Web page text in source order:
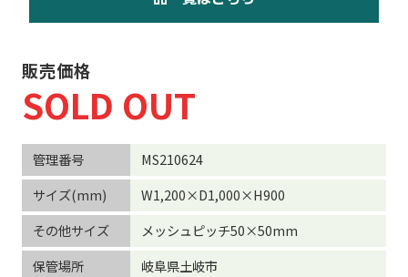
販売価格
SOLD OUT
管理番号
MS210624
サイズ(mm)
W1,200×D1,000×H900
その他サイズ
メッシュピッチ50×50mm
保管場所
岐阜県土岐市